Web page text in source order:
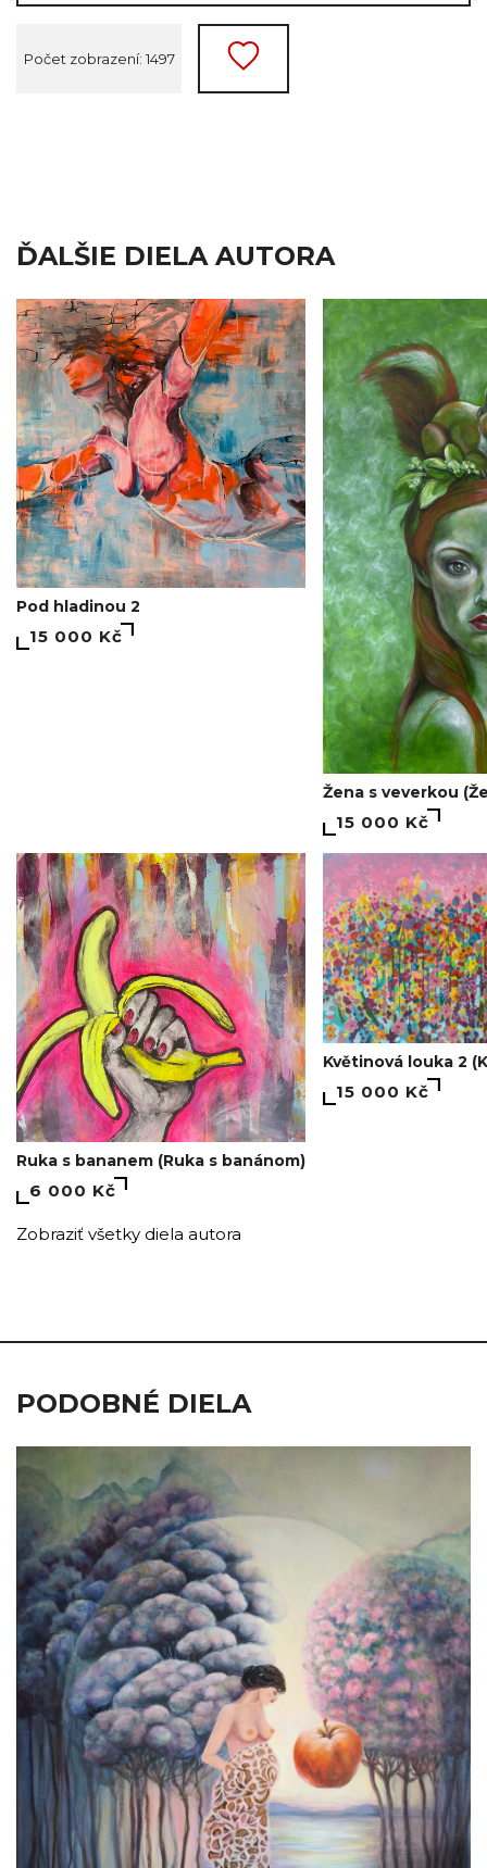
Počet zobrazení: 1497
ĎALŠIE DIELA AUTORA
Pod hladinou 2
15 000 Kč
Žena s veverkou
15 000 Kč
Ruka s bananem (Ruka s banánom)
6 000 Kč
Květinová louka 2
15 000 Kč
Zobraziť všetky diela autora
PODOBNÉ DIELA